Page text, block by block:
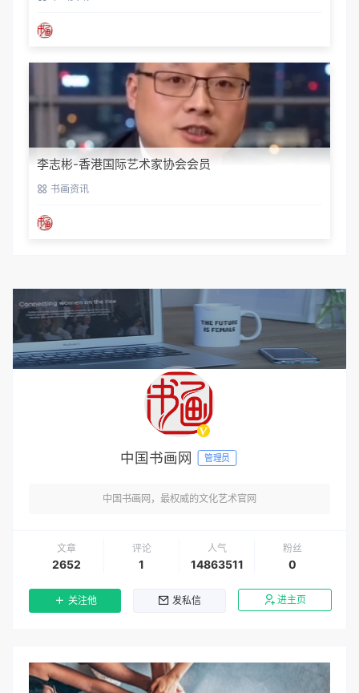
李志彬-香港国际艺术家协会会员
书画资讯
中国书画网 管理员
中国书画网，最权威的文化艺术官网
文章
2652
评论
1
人气
14863511
粉丝
0
关注他 发私信 进主页